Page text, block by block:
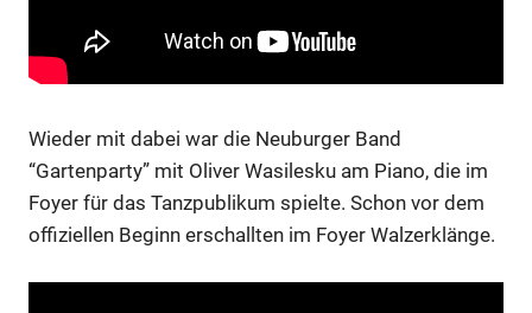
Wieder mit dabei war die Neuburger Band
“Gartenparty” mit Oliver Wasilesku am Piano, die im
Foyer für das Tanzpublikum spielte. Schon vor dem
offiziellen Beginn erschallten im Foyer Walzerklänge.